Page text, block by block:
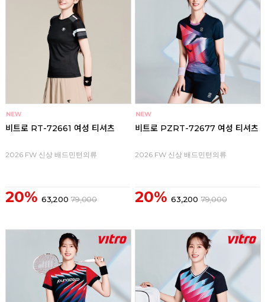
비트로 RT-72661 여성 티셔츠
2026 FW 신상 배드민턴의류
20% 63,200 79,000
비트로 PZRT-72677 여성 티셔츠
2026 FW 신상 배드민턴의류
20% 63,200 79,000